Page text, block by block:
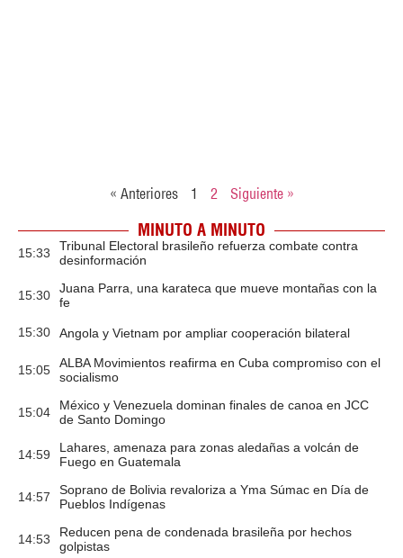
« Anteriores 1 2 Siguiente »
MINUTO A MINUTO
15:33
Tribunal Electoral brasileño refuerza combate contra
desinformación
15:30
Juana Parra, una karateca que mueve montañas con la
fe
15:30 Angola y Vietnam por ampliar cooperación bilateral
15:05
ALBA Movimientos reafirma en Cuba compromiso con el
socialismo
15:04
México y Venezuela dominan finales de canoa en JCC
de Santo Domingo
14:59
Lahares, amenaza para zonas aledañas a volcán de
Fuego en Guatemala
14:57
Soprano de Bolivia revaloriza a Yma Súmac en Día de
Pueblos Indígenas
14:53
Reducen pena de condenada brasileña por hechos
golpistas